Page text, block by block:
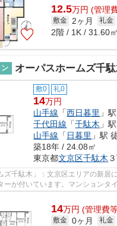
12.5万円 (管理
敷金 2ヶ月 礼金
2階 / 1K / 31.60㎡
オーパスホームズ千
敷0 礼0
14万円
山手線 「西日暮里 」
千代田線 「千駄木 」
山手線 「 日暮里 」駅
築18年 / 24.08㎡
東京都文京区千駄木
ズ千駄木」：文京区エリアの新居
ーが付いています。マンションタ
14万円 (管理費
敷金 0ヶ月 礼金